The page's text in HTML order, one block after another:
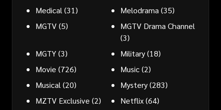
Medical (31) Melodrama (35)
MGTV(5)
MGTV Drama Channel
(3)
MGTY(3) Military(18)
Movie (726) Music(2)
Musical (20) Mystery(283)
MZTV Exclusive (2) Netflix(64)